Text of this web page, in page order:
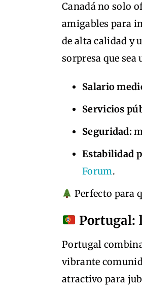
Canadá no solo
amigables para
de alta calidad y
sorpresa que
Salario
Servicios
Seguridad:
Estabilidad
Forum.
Perfecto para
Portugal:
Portugal
vibrante
atractivo para